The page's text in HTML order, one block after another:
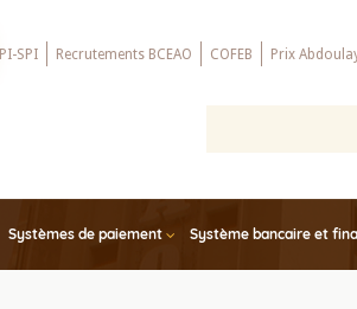
PI-SPI Recrutements BCEAO COFEB Prix
Systèmes de paiement Système bancaire et